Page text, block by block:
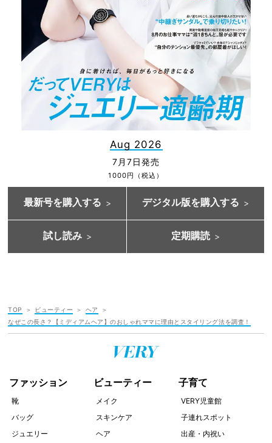
Aug 2026
7月7日発売
1000円（税込）
最新号を購入する デジタル版を購入する
試し読み 定期購読
TOP ビューティー
ヘア
なぜこの長さ？【ミディアムヘア】のおしゃれママに理由とスタイリング法を調査！
ファッション
靴
バッグ
ジュエリー
ビューティー
メイク
スキンケア
ヘア
子育て
VERY児童館
子連れスポット
出産・内祝い